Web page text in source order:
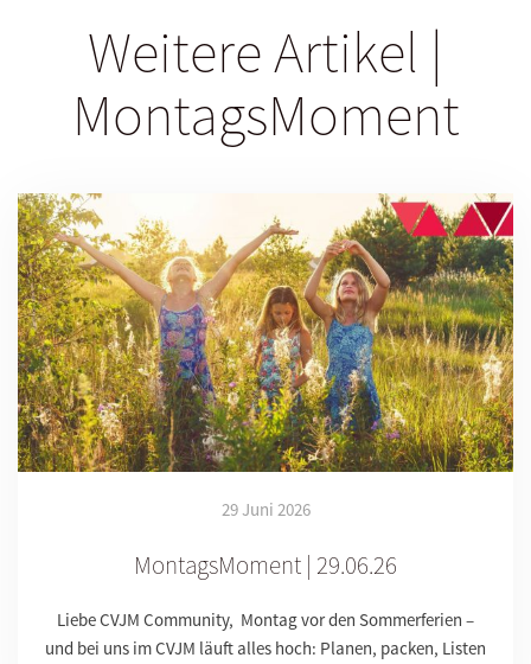
Weitere Artikel |
MontagsMoment
29 Juni 2026
MontagsMoment | 29.06.26
Liebe CVJM Community, Montag vor den Sommerferien –
und bei uns im CVJM läuft alles hoch: Planen, packen, Listen